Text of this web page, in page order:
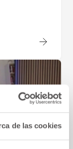
de las cookies